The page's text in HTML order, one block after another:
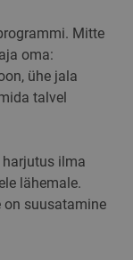
Mitte
oma:
ühe jala
talvel
ilma
lähemale.
on suusatamine